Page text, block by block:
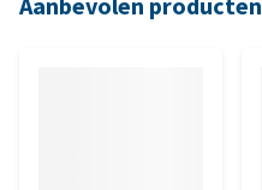
Aanbevolen producten